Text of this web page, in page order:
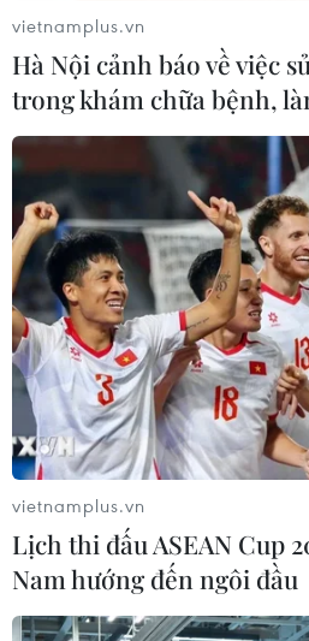
TIN CÙNG CHUYÊN MỤC
Tiến "Bịp" hầu tòa
án tổ chức sử dụng trái phép
túy
07/08/2026 04:40
Khởi tố đối tượng giả danh
lừa đảo "chạy án" tại Đắk Lắk
06/08/2026 15:07
Cảnh sát khám xét nơi ở của
vietnamplus.vn
Hà Nội cảnh báo về việc
trong khám chữa bệnh,
vietnamplus.vn
Lịch thi đấu ASEAN Cup
Nam hướng đến ngôi đầu